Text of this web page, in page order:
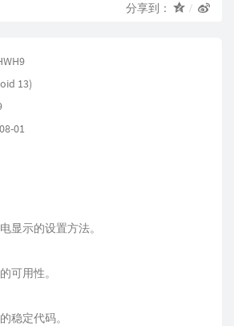
分享到：
13)
01
显示的设置方法。
可用性。
稳定代码。